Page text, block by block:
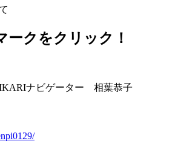
ークをクリック！
ナビゲーター 相葉恭子